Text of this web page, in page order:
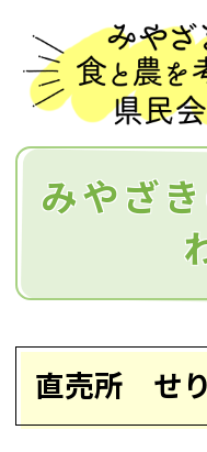
みやざ
直売所 せ